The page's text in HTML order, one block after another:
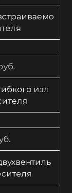
изл